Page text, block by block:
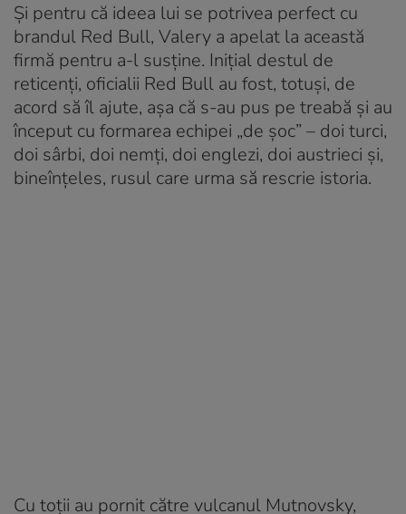
Şi pentru că ideea lui se potrivea perfect cu
brandul Red Bull, Valery a apelat la această
firmă pentru a-l susţine. Iniţial destul de
reticenţi, oficialii Red Bull au fost, totuşi, de
acord să îl ajute, aşa că s-au pus pe treabă şi au
început cu formarea echipei „de şoc” – doi turci,
doi sârbi, doi nemţi, doi englezi, doi austrieci şi,
bineînţeles, rusul care urma să rescrie istoria.
Cu toţii au pornit către vulcanul Mutnovsky,